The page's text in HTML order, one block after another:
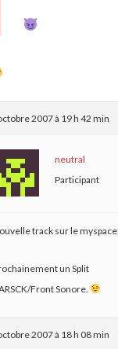
2007 à 19 h 42 min
neutral
Participant
track sur le myspace.
un Split
Front Sonore.
2007 à 18 h 08 min